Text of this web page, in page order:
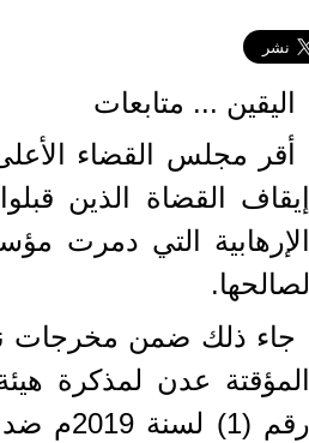
اليقين ... متابعات
إيقاف القضاة الذين
الإرهابية التي دمرت
لصالحها.
جاء ذلك ضمن مخرجات
المؤقتة عدن لمذكرة
رقم (1)